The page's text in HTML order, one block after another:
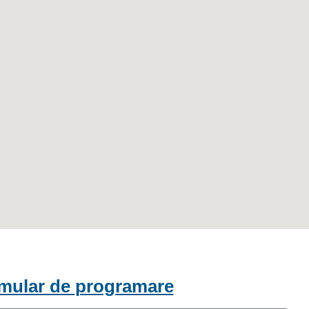
de programare